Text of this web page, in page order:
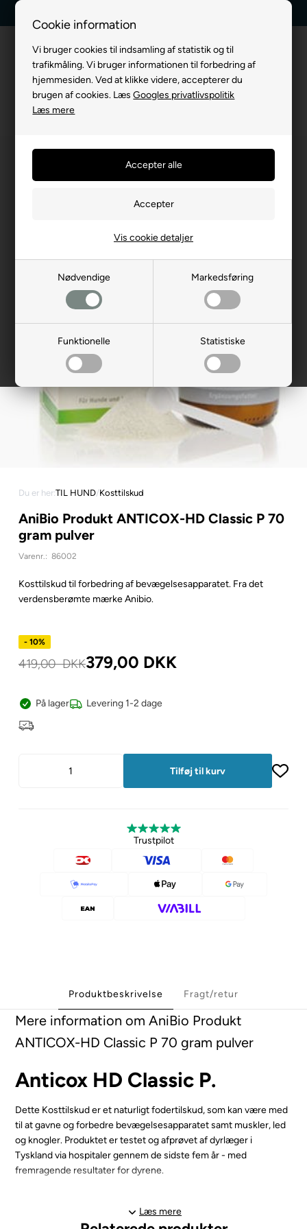
Cookie information
Vi bruger cookies til indsamling af statistik og til
trafikmåling. Vi bruger informationen til forbedring af
hjemmesiden. Ved at klikke videre, accepterer du
brugen af cookies. LæsGoogles privatlivspolitik
Læs mere
Nødvendige Markedsføring
Funktionelle Statistiske
Vis cookie detaljer
Du er her:TIL HUND/Kosttilskud
AniBio Produkt ANTICOX-HD Classic P 70
gram pulver
Varenr.: 86002
Kosttilskud til forbedring af bevægelsesapparatet. Fra det
verdensberømte mærke Anibio.
- 10%
419,00DKK379,00 DKK
På lager Levering 1-2 dage
Trustpilot
Produktbeskrivelse Fragt/retur
Mere information om AniBio Produkt
ANTICOX-HD Classic P 70 gram pulver
Anticox HD Classic P.
Dette Kosttilskud er et naturligt fodertilskud, som kan være med
til at gavne og forbedre bevægelsesapparatet samt muskler, led
og knogler. Produktet er testet og afprøvet af dyrlæger i
Tyskland via hospitaler gennem de sidste fem år - med
fremragende resultater for dyrene.
højtkoncentrerede naturlige substanser, kan være med til at
Læs mere